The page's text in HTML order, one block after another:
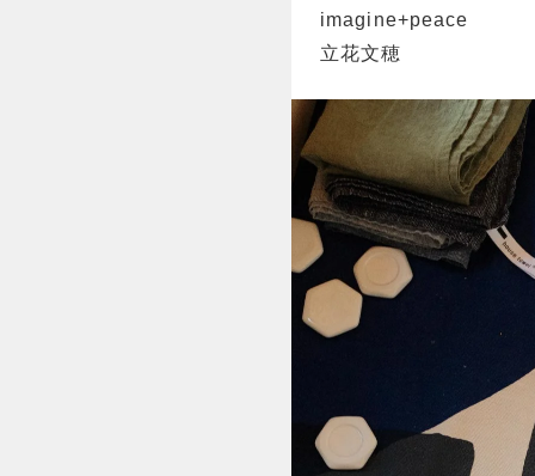
imagine+peace
立花文穂